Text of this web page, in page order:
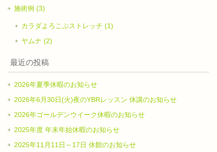
施術例 (3)
カラダよろこぶストレッチ (1)
ヤムナ (2)
最近の投稿
2026年夏季休暇のお知らせ
2026年6月30日(火)夜のYBRレッスン 休講のお知らせ
2026年ゴールデンウイーク休暇のお知らせ
2025年度 年末年始休暇のお知らせ
2025年11月11日～17日 休館のお知らせ